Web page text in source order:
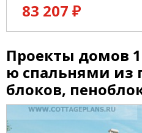
83 207 ₽
Проекты домов
ю спальнями из
блоков,